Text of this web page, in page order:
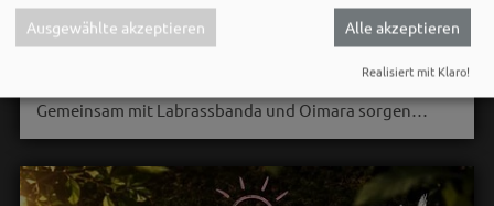
DIS M live beim Waldbaden mit Musik! 🌲🎸
Gemeinsam mit Labrassbanda und Oimara sorgen…
Ausgewählte akzeptieren Alle akzeptieren
Realisiert mit Klaro!